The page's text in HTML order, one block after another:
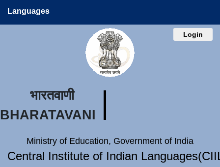
Languages
Login
भारतवाणी
BHARATAVANI
Ministry of Education, Government of India
Central Institute of Indian